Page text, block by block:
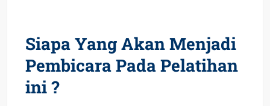
Siapa Yang Akan Menjadi
Pembicara Pada Pelatihan
ini ?